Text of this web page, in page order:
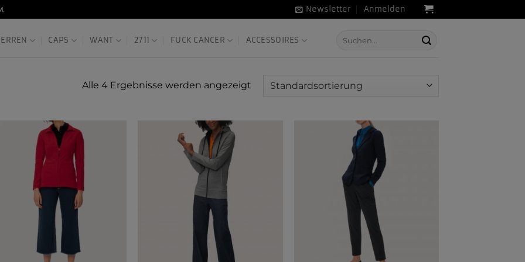
Newsletter Anmelden
CAPS WANT 2711 FUCK CANCER ACCESSOIRES
Suche
Alle 4 Ergebnisse werden angezeigt